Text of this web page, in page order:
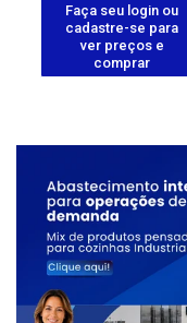
Faça seu login ou
cadastre-se para
ver preços e
comprar